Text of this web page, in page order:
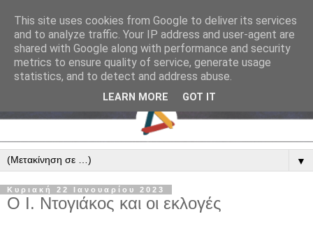
▼
Κυριακή 22 Ιανουαρίου 2023
Ο Ι. Ντογιάκος και οι εκλογές
This site uses cookies from Google to deliver its services
and to analyze traffic. Your IP address and user-agent are
shared with Google along with performance and security
metrics to ensure quality of service, generate usage
statistics, and to detect and address abuse.
LEARN MORE GOT IT